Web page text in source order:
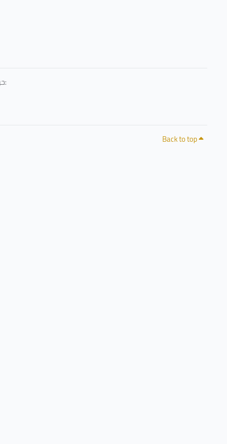
حرصًا منا على خصوصيتكم وشفافية التعامل مع البيانات، يمكنكم الاطلاع على سياسة الخصوصية المعتمدة من جامعة الطائف عبر الرابط التالي:
Back to top